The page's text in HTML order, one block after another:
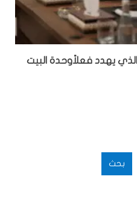
يهدد فعلاًوحدة البيت
بحث